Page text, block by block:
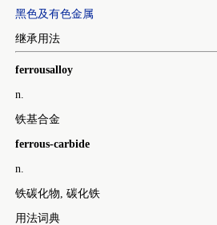
黑色及有色金属
继承用法
ferrousalloy
n.
铁基合金
ferrous-carbide
n.
铁碳化物, 碳化铁
用法词典